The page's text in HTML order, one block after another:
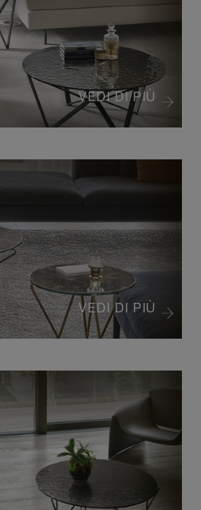
VEDI DI PIÙ
VEDI DI PIÙ